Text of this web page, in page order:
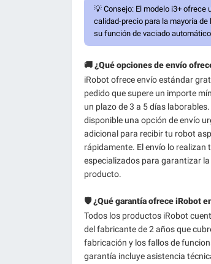
💡 Consejo: El modelo i3+ ofrece
calidad-precio para la mayoría
su función de vaciado
🚚 ¿Qué opciones de envío
iRobot ofrece envío estándar
pedido que supere un importe
un plazo de 3 a 5 días
disponible una opción de envío
adicional para recibir tu robot
rápidamente. El envío lo
especializados para garantizar
producto.
🛡️ ¿Qué garantía ofrece iRobot
Todos los productos iRobot
del fabricante de 2 años que
fabricación y los fallos de
garantía incluye asistencia